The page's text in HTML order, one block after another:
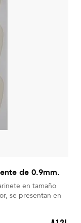
de 0.9mm.
en tamaño
se presentan en